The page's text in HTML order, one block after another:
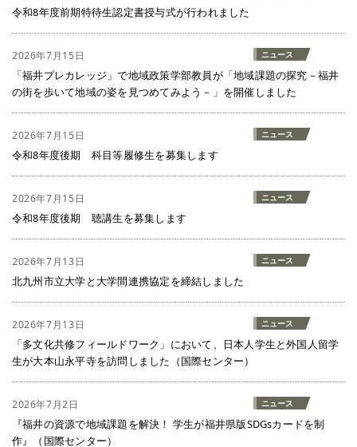
令和8年度前期特待生認定書授与式が行われました
2026年7月15日 ニュース
「福井プレカレッジ」で地域政策学部教員が「地域課題の探究－福井
の街を歩いて地域の姿を見つめてみよう－」を開催しました
2026年7月15日 ニュース
令和8年度後期 科目等履修生を募集します
2026年7月15日 ニュース
令和8年度後期 聴講生を募集します
2026年7月13日 ニュース
北九州市立大学と大学間連携協定を締結しました
2026年7月13日 ニュース
「多文化共修フィールドワーク」において、日本人学生と外国人留学
生が大本山永平寺を訪問しました（国際センター）
2026年7月2日 ニュース
『福井の資源で地域課題を解決！ 学生が福井県版SDGsカードを制
作』（国際センター）